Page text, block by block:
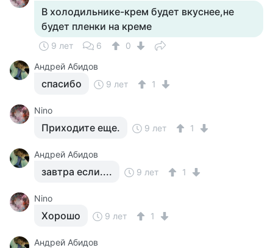
В холодильнике-крем будет вкуснее,не
будет пленки на креме
9 лет 6
0
Андрей Абидов
спасибо 9 лет 1
Nino
Приходите еще. 9 лет 1
Андрей Абидов
завтра если.... 9 лет 1
Nino
Хорошо 9 лет 1
Андрей Абидов